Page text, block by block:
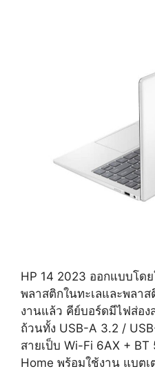
HP 14 2023 ออกแบบโด
พลาสติกในทะเลและพลา
งานแล้ว คีย์บอร์ดมีไฟส่อง
ถ้วนทั้ง USB-A 3.2 /
สายเป็บ Wi-Fi 6AX + BT
Home พร้อมใช้งาน แบต